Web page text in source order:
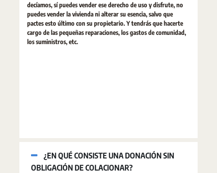
decíamos, sí puedes vender ese derecho de uso y disfrute, no
puedes vender la vivienda ni alterar su esencia, salvo que
pactes esto último con su propietario. Y tendrás que hacerte
cargo de las pequeñas reparaciones, los gastos de comunidad,
los suministros, etc.
¿EN QUÉ CONSISTE UNA DONACIÓN SIN
OBLIGACIÓN DE COLACIONAR?